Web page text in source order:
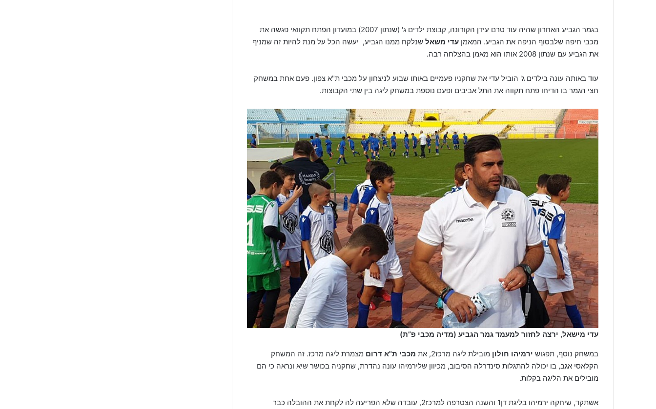
בגמר הגביע האחרון שהיה עוד טרם עידן הקורונה, קבוצת ילדים ג' (שנתון 2007) במועדון הפתח תקוואי פגשה את
מכבי חיפה שלבסוף הניפה את הגביע. המאמן עדי משאל שנלקח ממנו הגביע, יעשה הכל על מנת להיות זה שמניף
את הגביע עם שנתון 2008 אותו הוא מאמן בהצלחה רבה.
עוד באותה עונה בילדים ג' הוביל עדי את שחקניו פעמיים באותו שבוע לניצחון על מכבי ת"א צפון. פעם אחת במשחק
חצי הגמר בו הדיחו פתח תקווה את התל אביבים ופעם נוספת במשחק ליגה בין שתי הקבוצות.
עדי מישאל, ירצה לחזור למעמד גמר הגביע (מדיה מכבי פ”ת)
במשחק נוסף, תפגוש ירמיהו חולון מובילת ליגה מרכז2, את מכבי ת"א דרום מצמרת ליגה מרכז. זה המשחק
הקלאסי אגב, בו יכולה להתגלות סינדרלה הסיבוב, מכיוון שלירמיהו עונה נהדרת, שחקניה בכושר שיא ונראה כי הם
מובילים את הליגה בקלות.
אשתקד, שיחקה ירמיהו בליגת דן1 והשנה הצטרפה למרכז2, עובדה שלא הפריעה לה לקחת את ההובלה כבר